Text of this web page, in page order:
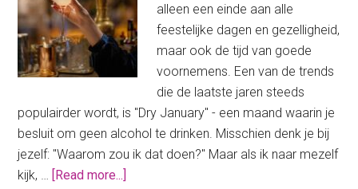
alleen een einde aan alle
feestelijke dagen en gezelligheid,
maar ook de tijd van goede
voornemens. Een van de trends
die de laatste jaren steeds
populairder wordt, is "Dry January" - een maand waarin je
besluit om geen alcohol te drinken. Misschien denk je bij
jezelf: "Waarom zou ik dat doen?" Maar als ik naar mezelf
kijk, …
[Read more...]